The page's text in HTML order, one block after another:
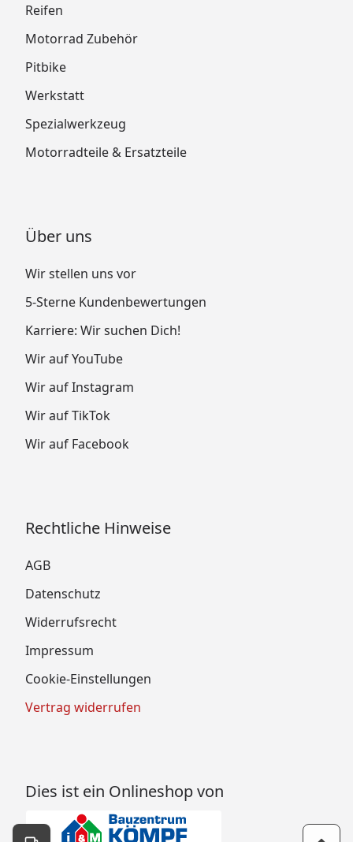
Reifen
Motorrad Zubehör
Pitbike
Werkstatt
Spezialwerkzeug
Motorradteile & Ersatzteile
Über uns
Wir stellen uns vor
5-Sterne Kundenbewertungen
Karriere: Wir suchen Dich!
Wir auf YouTube
Wir auf Instagram
Wir auf TikTok
Wir auf Facebook
Rechtliche Hinweise
AGB
Datenschutz
Widerrufsrecht
Impressum
Cookie-Einstellungen
Vertrag widerrufen
Dies ist ein Onlineshop von